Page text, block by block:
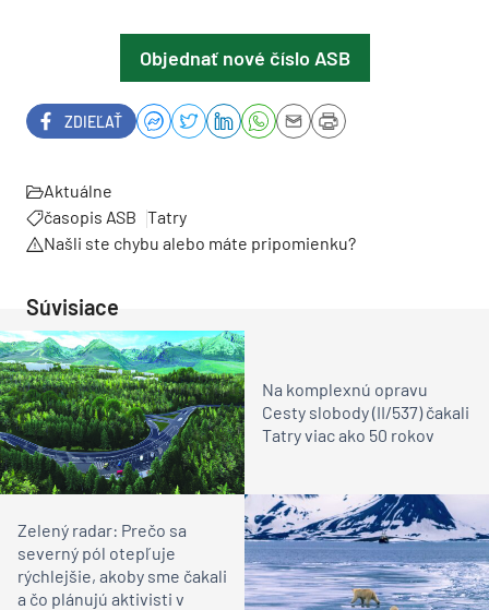
Objednať nové číslo ASB
ZDIEĽAŤ
Aktuálne
časopis ASB Tatry
Našli ste chybu alebo máte pripomienku?
Súvisiace
Na komplexnú opravu
Cesty slobody (II/537) čakali
Tatry viac ako 50 rokov
Zelený radar: Prečo sa
severný pól otepľuje
rýchlejšie, akoby sme čakali
a čo plánujú aktivisti v